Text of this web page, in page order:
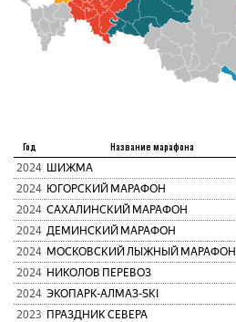
Год Название марафона
2024 ШИЖМА
2024 ЮГОРСКИЙ МАРАФОН
2024 САХАЛИНСКИЙ МАРАФОН
2024 ДЕМИНСКИЙ МАРАФОН
2024 МОСКОВСКИЙ ЛЫЖНЫЙ МАРАФОН
2024 НИКОЛОВ ПЕРЕВОЗ
2024 ЭКОПАРК-АЛМАЗ-SKI
2023 ПРАЗДНИК СЕВЕРА